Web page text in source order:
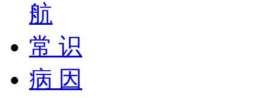
航
常 识
病 因